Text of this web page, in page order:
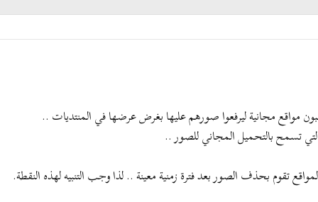
مواقع مجانية ليرفعوا صورهم عليها بغرض عرضها في المنتديات ..
تسمح بالتحميل المجاني للصور ..
تقوم بحذف الصور بعد فترة زمنية معينة .. لذا وجب التنبيه لهذه النقطة.